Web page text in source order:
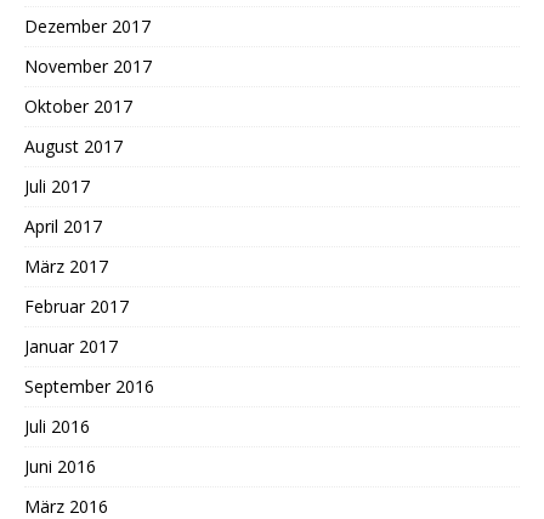
Dezember 2017
November 2017
Oktober 2017
August 2017
Juli 2017
April 2017
März 2017
Februar 2017
Januar 2017
September 2016
Juli 2016
Juni 2016
März 2016